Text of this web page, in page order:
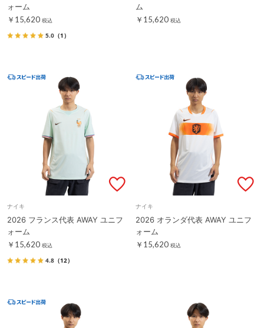
ォーム
￥15,620 税込
5.0 （1）
ム
￥15,620 税込
ナイキ
2026 フランス代表 AWAY ユニフ
ォーム
￥15,620 税込
4.8 （12）
ナイキ
2026 オランダ代表 AWAY ユニフ
ォーム
￥15,620 税込